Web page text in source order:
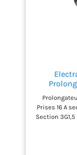
ZONE
enrouleur
Prises 16 A
Section
corps